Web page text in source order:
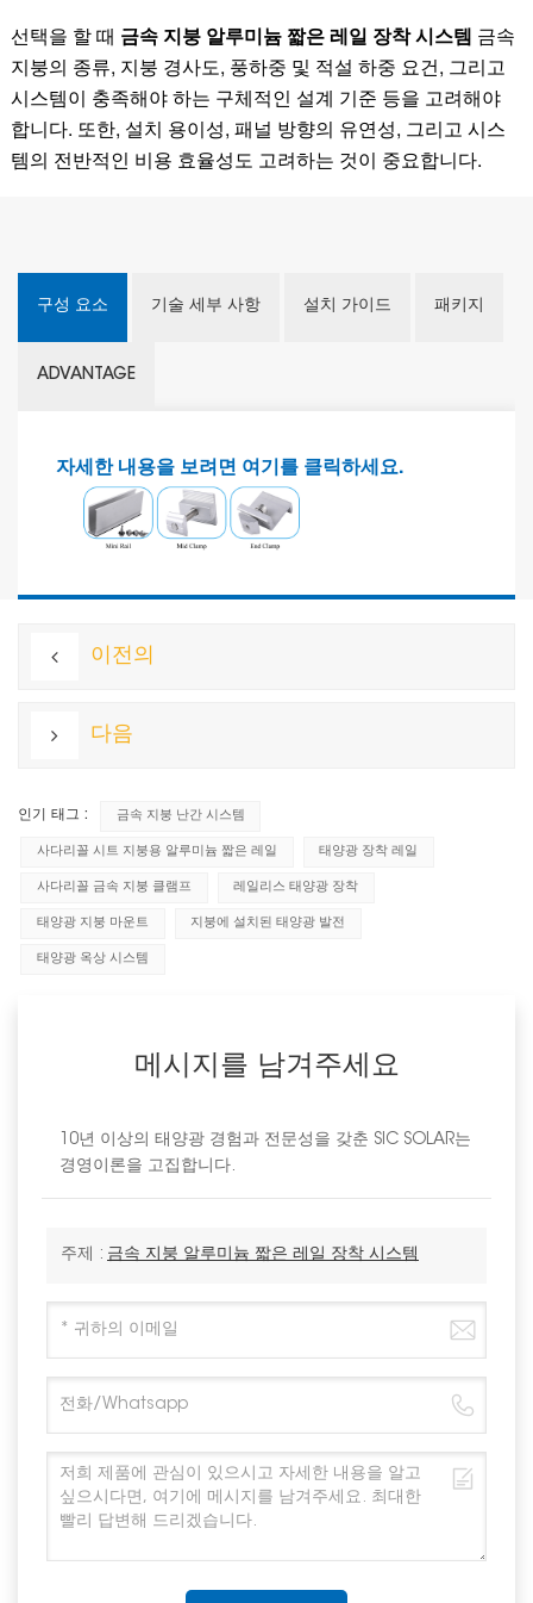
선택을 할 때 금속 지붕 알루미늄 짧은 레일 장착 시스템 금속
지붕의 종류, 지붕 경사도, 풍하중 및 적설 하중 요건, 그리고
시스템이 충족해야 하는 구체적인 설계 기준 등을 고려해야
합니다. 또한, 설치 용이성, 패널 방향의 유연성, 그리고 시스
템의 전반적인 비용 효율성도 고려하는 것이 중요합니다.
구성 요소 기술 세부 사항 설치 가이드 패키지
ADVANTAGE
자세한 내용을 보려면 여기를 클릭하세요.
이전의
다음
인기 태그 : 금속 지붕 난간 시스템
사다리꼴 시트 지붕용 알루미늄 짧은 레일 태양광 장착 레일
사다리꼴 금속 지붕 클램프 레일리스 태양광 장착
태양광 지붕 마운트 지붕에 설치된 태양광 발전
태양광 옥상 시스템
메시지를 남겨주세요
10년 이상의 태양광 경험과 전문성을 갖춘 SIC SOLAR는
경영이론을 고집합니다.
주제 : 금속 지붕 알루미늄 짧은 레일 장착 시스템